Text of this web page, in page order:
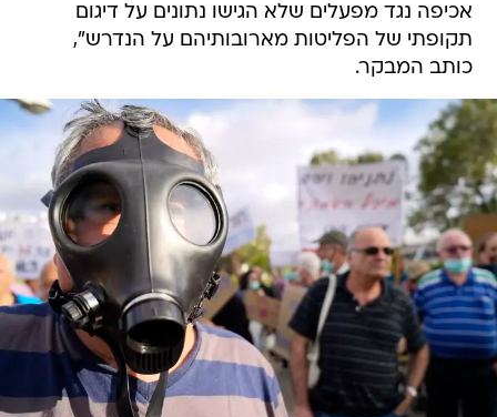
אכיפה נגד מפעלים שלא הגישו נתונים על דיגום
תקופתי של הפליטות מארובותיהם על הנדרש",
כותב המבקר.